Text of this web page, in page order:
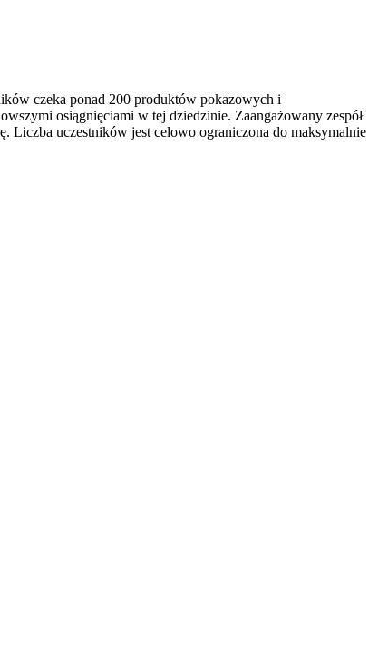
czeka ponad 200 produktów pokazowych i
osiągnięciami w tej dziedzinie. Zaangażowany zespół
Liczba uczestników jest celowo ograniczona do maksymalnie